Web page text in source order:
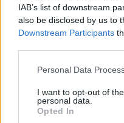
IAB’s list of downstream
also be disclosed by us to
Downstream Participants
Please note that this
not limited to your visit or
grant or deny consent to
use your data for below
Personal Data
I want to opt-out of
personal data.
Opted In